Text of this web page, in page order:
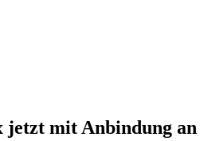
jetzt mit Anbindung an